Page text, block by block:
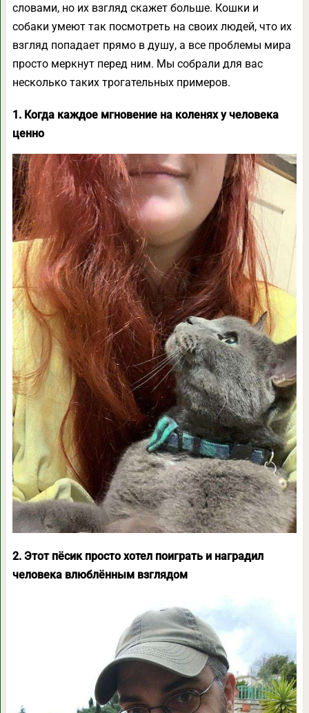
словами, но их взгляд скажет больше. Кошки и
собаки умеют так посмотреть на своих людей, что их
взгляд попадает прямо в душу, а все проблемы мира
просто меркнут перед ним. Мы собрали для вас
несколько таких трогательных примеров.
1. Когда каждое мгновение на коленях у человека
ценно
2. Этот пёсик просто хотел поиграть и наградил
человека влюблённым взглядом